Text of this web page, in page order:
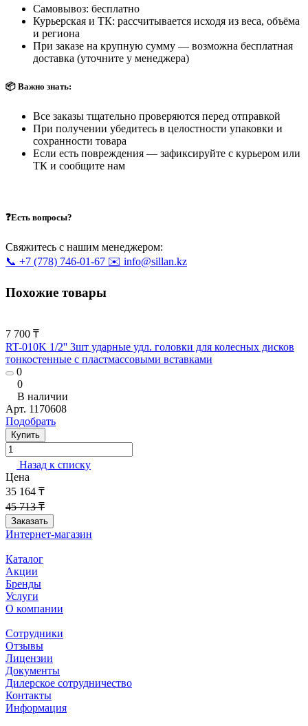
Самовывоз: бесплатно
Курьерская и ТК: рассчитывается исходя из веса, объёма
и региона
При заказе на крупную сумму — возможна бесплатная
доставка (уточните у менеджера)
📦 Важно знать:
Все заказы тщательно проверяются перед отправкой
При получении убедитесь в целостности упаковки и
сохранности товара
Если есть повреждения — зафиксируйте с курьером или
ТК и сообщите нам
❓Есть вопросы?
Свяжитесь с нашим менеджером:
📞 +7 (778) 746-01-67 ✉️ info@sillan.kz
Похожие товары
7 700 ₸
RT-010K 1/2'' 3шт ударные удл. головки для колесных дисков
тонкостенные с пластмассовыми вставками
0
0
В наличии
Арт. 1170608
Подобрать
Купить
Назад к списку
Цена
35 164 ₸
45 713 ₸
Заказать
Интернет-магазин
Каталог
Акции
Бренды
Услуги
О компании
Сотрудники
Отзывы
Лицензии
Документы
Дилерское сотрудничество
Контакты
Информация